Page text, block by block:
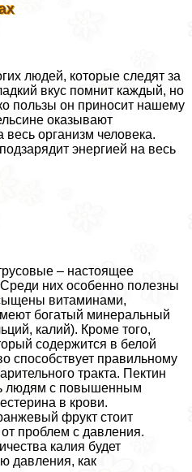
людей, которые следят за
вкус помнит каждый, но
пользы он приносит нашему
оказывают
весь организм человека.
энергией на весь
– настоящее
них особенно полезны
витаминами,
богатый минеральный
калий). Кроме того,
содержится в белой
способствует правильному
тpaкта. Пектин
людям с повышенным
в крови.
фрукт стоит
от проблем с давления.
калия будет
давления, как